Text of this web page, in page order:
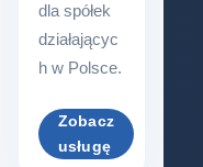
dla spółek
działającyc
h w Polsce.
Zobacz
usługę